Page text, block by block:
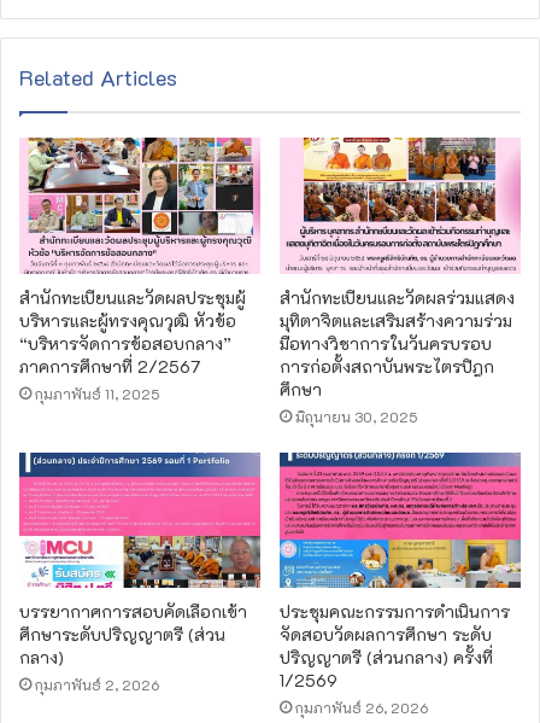
Related Articles
สำนักทะเบียนและวัดผลประชุมผู้
บริหารและผู้ทรงคุณวุฒิ หัวข้อ
“บริหารจัดการข้อสอบกลาง”
ภาคการศึกษาที่ 2/2567
กุมภาพันธ์ 11, 2025
สำนักทะเบียนและวัดผลร่วมแสดง
มุทิตาจิตและเสริมสร้างความร่วม
มือทางวิชาการในวันครบรอบ
การก่อตั้งสถาบันพระไตรปิฎก
ศึกษา
มิถุนายน 30, 2025
บรรยากาศการสอบคัดเลือกเข้า
ศึกษาระดับปริญญาตรี (ส่วน
กลาง)
กุมภาพันธ์ 2, 2026
ประชุมคณะกรรมการดำเนินการ
จัดสอบวัดผลการศึกษา ระดับ
ปริญญาตรี (ส่วนกลาง) ครั้งที่
1/2569
กุมภาพันธ์ 26, 2026